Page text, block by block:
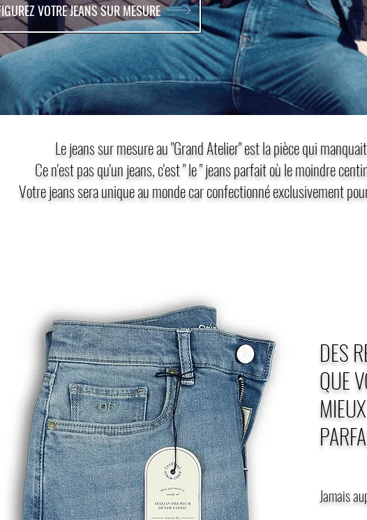
VOTRE JEANS SUR MESURE
Le jeans sur mesure au "Grand Atelier" est la pièce qui
Ce n'est pas qu'un jeans, c'est " le " jeans parfait où le moindre
Votre jeans sera unique au monde car confectionné exclusivement
DES
QUE
Jamais